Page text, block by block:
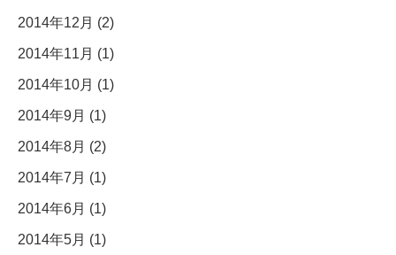
2014年12月 (2)
2014年11月 (1)
2014年10月 (1)
2014年9月 (1)
2014年8月 (2)
2014年7月 (1)
2014年6月 (1)
2014年5月 (1)